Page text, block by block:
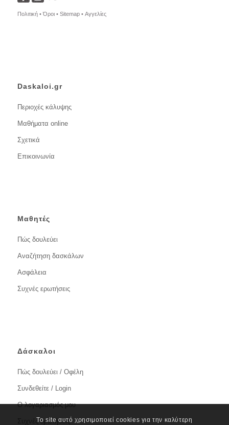
Πολιτική •Όροι • Sitemap • Αγγελίες
Daskaloi.gr
Περιοχές κάλυψης
Μαθήματα online
Σχετικά
Επικοινωνία
Μαθητές
Πώς δουλεύει
Αναζήτηση δασκάλων
Ασφάλεια
Συχνές ερωτήσεις
Δάσκαλοι
Πώς δουλεύει / Οφέλη
Συνδεθείτε / Login
Ο λογαριασμός μου
Συχνές ερωτήσεις
Το site αυτό χρησιμοποιεί cookies για την καλύτερη